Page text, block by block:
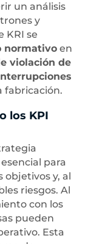
un análisis
y
KRI se
normativo en
violación de
fabricación.
los KPI
para
y, al
riesgos. Al
con los
pueden
Esta